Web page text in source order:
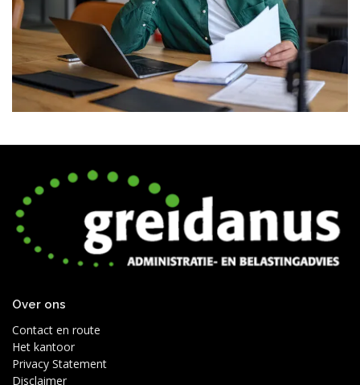
Over ons
Contact en route
Het kantoor
Privacy Statement
Disclaimer